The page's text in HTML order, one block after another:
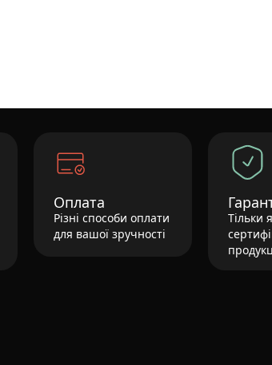
Оплата
Різні способи оплати
для вашої зручності
Тільки